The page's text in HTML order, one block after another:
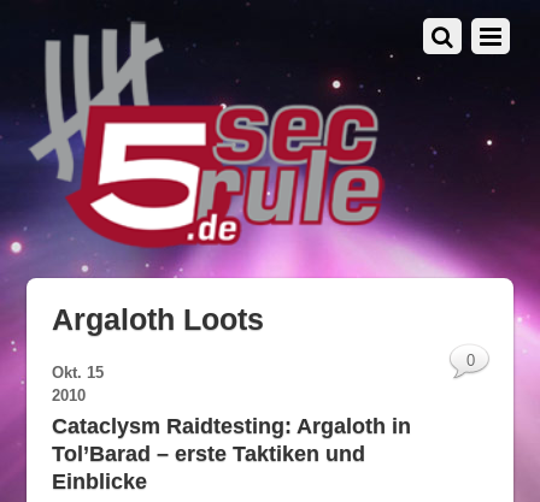
Argaloth Loots
Okt. 15
2010
Cataclysm Raidtesting: Argaloth in
Tol’Barad – erste Taktiken und
Einblicke
0